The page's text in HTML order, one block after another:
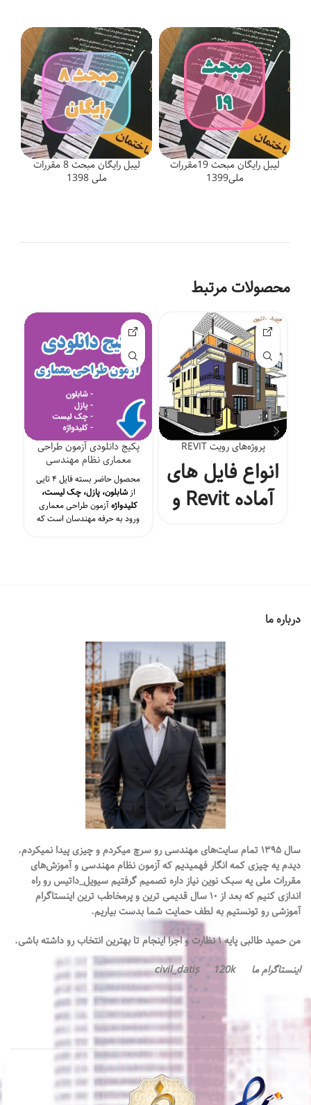
لیبل رایگان مبحث 19مقررات
ملی1399
لیبل رایگان مبحث 8 مقررات
ملی 1398
محصولات مرتبط
پروژه‌های رویت REVIT
انواع فایل های
آماده Revit و
پکیج دانلودی آزمون طراحی
معماری نظام مهندسی
محصول حاضر بسته فایل ۴ تایی
ازشابلون، پازل، چک لیست،
کلیدواژهآزمون طراحی معماری
ورود به حرفه مهندسان است که
درباره ما
سال ۱۳۹۵ تمام سایت‌های مهندسی رو سرچ میکردم و چیزی پیدا نمیکردم.
دیدم یه چیزی کمه انگار فهميديم که آزمون نظام مهندسی و آموزش‌های
مقررات‌ ملی یه سبک نوین نیاز داره تصميم گرفتيم سیویل_داتیس رو راه
اندازی کنیم که بعد از ۱۰ سال قدیمی ترين و پرمخاطب ترین اینستاگرام
آموزشی رو تونستیم به لطف حمایت شما بدست بیاریم.
من حمید طالبی پایه ۱ نظارت و اجرا اینجام تا بهترین انتخاب رو داشته باشی.
اینستاگرام ما civil_datis 120k